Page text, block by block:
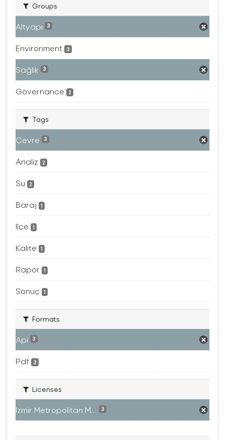
Groups
Altyapı 3
Environment 3
Sağlık 3
Governance 2
Tags
Çevre 3
Analiz 2
Su 2
Baraj 1
Ilçe 1
Kalite 1
Rapor 1
Sonuç 1
Formats
Api 3
Pdf 3
Licenses
Izmir Metropolitan M... 3